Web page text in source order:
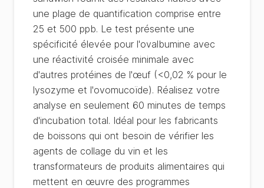
une plage de quantification comprise entre
25 et 500 ppb. Le test présente une
spécificité élevée pour l'ovalbumine avec
une réactivité croisée minimale avec
d'autres protéines de l'œuf (<0,02 % pour le
lysozyme et l'ovomucoïde). Réalisez votre
analyse en seulement 60 minutes de temps
d'incubation total. Idéal pour les fabricants
de boissons qui ont besoin de vérifier les
agents de collage du vin et les
transformateurs de produits alimentaires qui
mettent en œuvre des programmes